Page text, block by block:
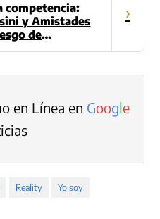
competencia:
y Amistades
de
›
en Línea en Google
Reality Yo soy